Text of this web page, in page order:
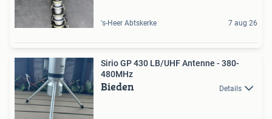
's-Heer Abtskerke 7 aug 26
Sirio GP 430 LB/UHF Antenne - 380-
480MHz
Bieden Details